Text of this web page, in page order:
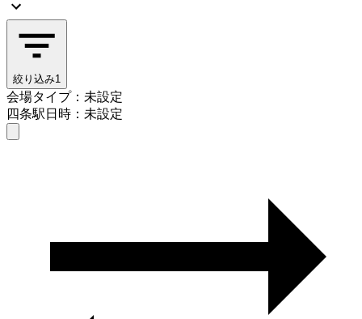
絞り込み1
会場タイプ：未設定
四条駅日時：未設定